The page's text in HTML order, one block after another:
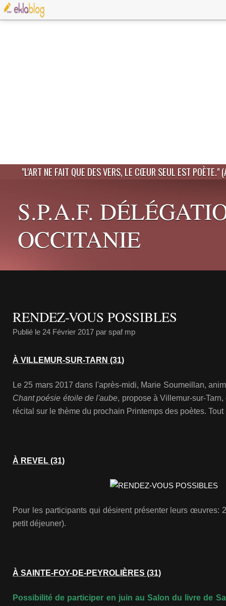
"L'ART NE FAIT QUE DES VERS, LE CŒUR SEUL EST POÈTE."
S.P.A.F.
OCCITANIE
RENDEZ-VOUS POSSIBLES
Publié le 24 Février 2017 par spaf mp
À VILLEMUR-SUR-TARN (31)
Le 25 mars 2017 dans l'après-midi, Marie Soumeillan,
Chant poésie étoile de l'aube, propose à Villemur-sur-
récital sur le thème du prochain Printemps des poètes.
À REVEL (31)
Pour les participants qui désirent présenter leurs œuvres:
petit déjeuner).
À SAINTE-FOY-DE-PEYROLIÈRES (31)
Possibilité de participer en juin au Salon du livre de